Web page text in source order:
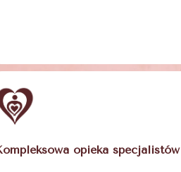
opieka specjalistów